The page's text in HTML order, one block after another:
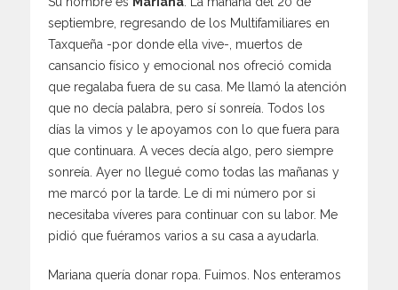
septiembre, regresando de los Multifamiliares en
Taxqueña -por donde ella vive-, muertos de
cansancio físico y emocional nos ofreció comida
que regalaba fuera de su casa. Me llamó la atención
que no decía palabra, pero sí sonreía. Todos los
días la vimos y le apoyamos con lo que fuera para
que continuara. A veces decía algo, pero siempre
sonreía. Ayer no llegué como todas las mañanas y
me marcó por la tarde. Le di mi número por si
necesitaba víveres para continuar con su labor. Me
pidió que fuéramos varios a su casa a ayudarla.
Mariana quería donar ropa. Fuimos. Nos enteramos